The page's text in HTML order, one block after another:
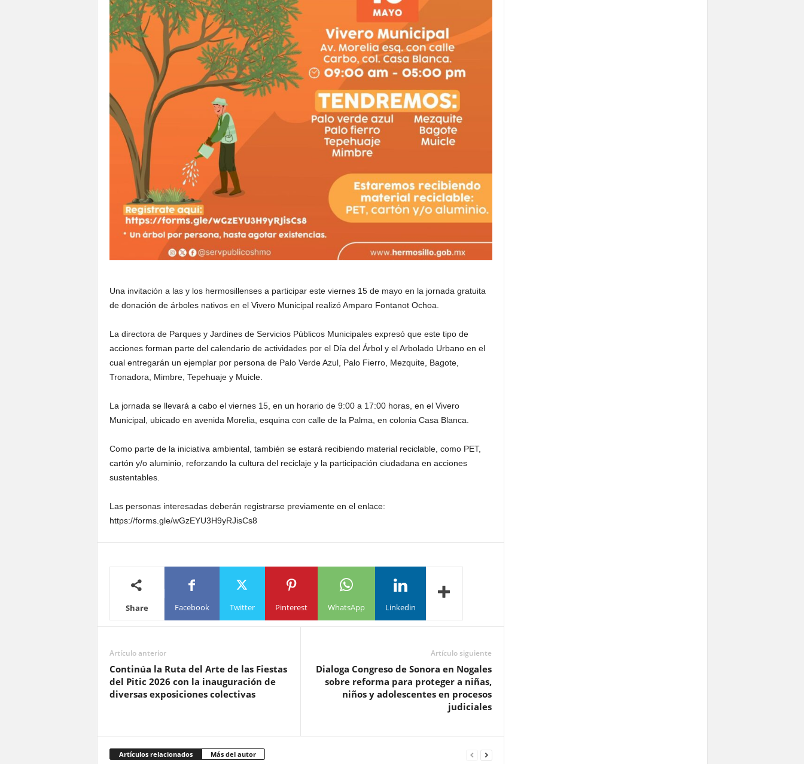
Una invitación a las y los hermosillenses a participar este viernes 15 de mayo en la jornada gratuita
de donación de árboles nativos en el Vivero Municipal realizó Amparo Fontanot Ochoa.
La directora de Parques y Jardines de Servicios Públicos Municipales expresó que este tipo de
acciones forman parte del calendario de actividades por el Día del Árbol y el Arbolado Urbano en el
cual entregarán un ejemplar por persona de Palo Verde Azul, Palo Fierro, Mezquite, Bagote,
Tronadora, Mimbre, Tepehuaje y Muicle.
La jornada se llevará a cabo el viernes 15, en un horario de 9:00 a 17:00 horas, en el Vivero
Municipal, ubicado en avenida Morelia, esquina con calle de la Palma, en colonia Casa Blanca.
Como parte de la iniciativa ambiental, también se estará recibiendo material reciclable, como PET,
cartón y/o aluminio, reforzando la cultura del reciclaje y la participación ciudadana en acciones
sustentables.
Las personas interesadas deberán registrarse previamente en el enlace:
https://forms.gle/wGzEYU3H9yRJisCs8
Share Facebook Twitter Pinterest WhatsApp Linkedin
Artículo anterior
Continúa la Ruta del Arte de las Fiestas
del Pitic 2026 con la inauguración de
diversas exposiciones colectivas
Artículo siguiente
Dialoga Congreso de Sonora en Nogales
sobre reforma para proteger a niñas,
niños y adolescentes en procesos
judiciales
Artículos relacionados Más del autor